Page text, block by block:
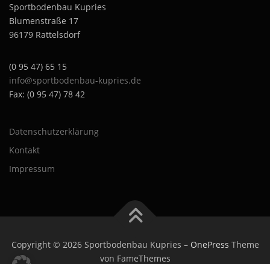
Sportbodenbau Kupries
Blumenstraße 17
96179 Rattelsdorf
(0 95 47) 65 15
info@sportbodenbau-kupries.de
Fax: (0 95 47) 78 42
Datenschutzerklärung
Kontakt
Impressum
Copyright © 2026 Sportbodenbau Kupries – OnePress Theme
von FameThemes